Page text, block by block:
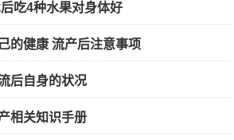
吃4种水果对身体好
的健康 流产后注意事项
后自身的状况
相关知识手册